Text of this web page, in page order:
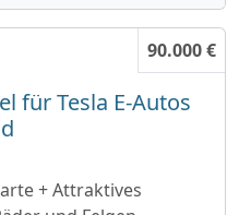
90.000 €
für Tesla E-Autos
+ Attraktives